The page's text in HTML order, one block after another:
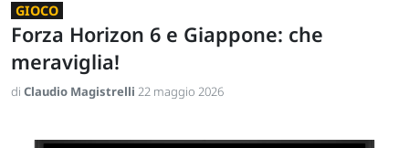
GIOCO
Forza Horizon 6 e Giappone: che
meraviglia!
di Claudio Magistrelli 22 maggio 2026